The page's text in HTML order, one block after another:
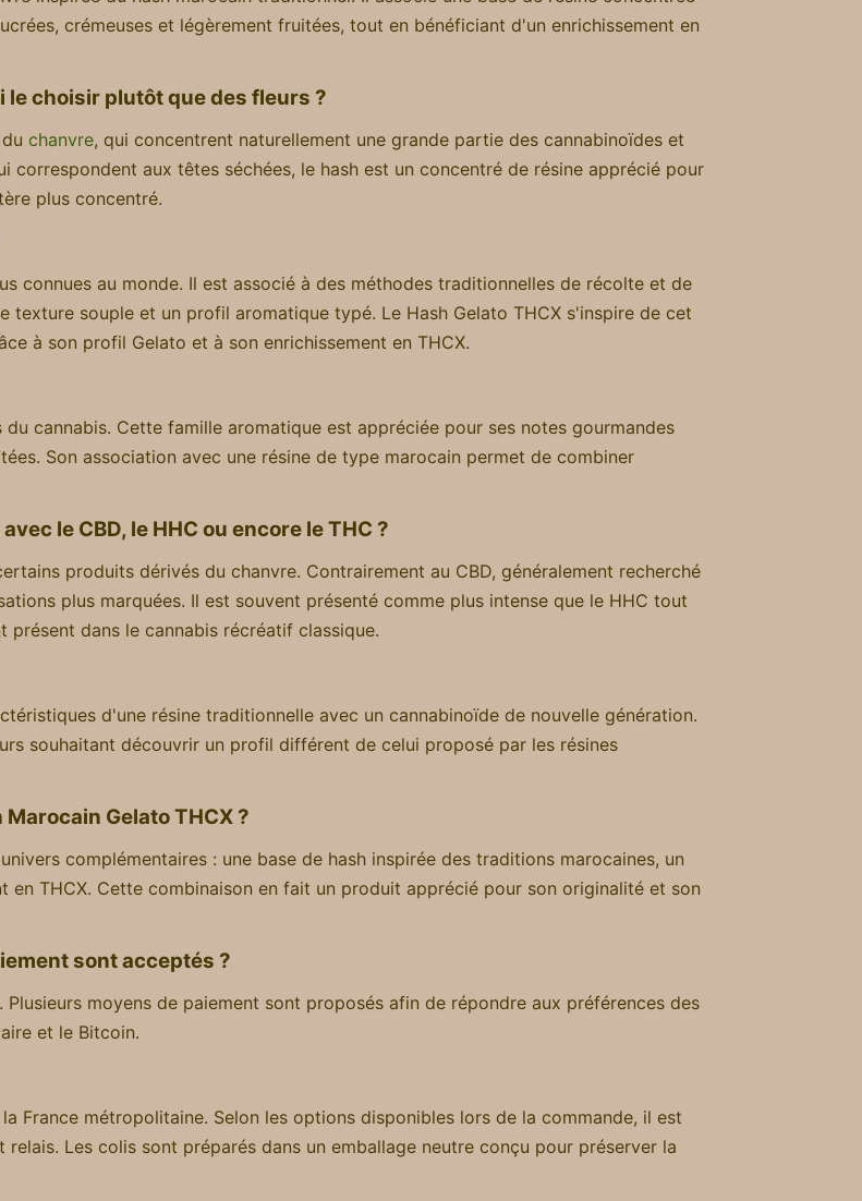
crémeuses et légèrement fruitées, tout en bénéficiant d'un enrichissement en
choisir plutôt que des fleurs ?
chanvre, qui concentrent naturellement une grande partie des cannabinoïdes et
correspondent aux têtes séchées, le hash est un concentré de résine apprécié pour
plus concentré.
connues au monde. Il est associé à des méthodes traditionnelles de récolte et de
texture souple et un profil aromatique typé. Le Hash Gelato THCX s'inspire de cet
à son profil Gelato et à son enrichissement en THCX.
cannabis. Cette famille aromatique est appréciée pour ses notes gourmandes
Son association avec une résine de type marocain permet de combiner
le CBD, le HHC ou encore le THC ?
produits dérivés du chanvre. Contrairement au CBD, généralement recherché
plus marquées. Il est souvent présenté comme plus intense que le HHC tout
dans le cannabis récréatif classique.
d'une résine traditionnelle avec un cannabinoïde de nouvelle génération.
souhaitant découvrir un profil différent de celui proposé par les résines
Gelato THCX ?
complémentaires : une base de hash inspirée des traditions marocaines, un
en THCX. Cette combinaison en fait un produit apprécié pour son originalité et son
sont acceptés ?
. Plusieurs moyens de paiement sont proposés afin de répondre aux préférences des
et le Bitcoin.
France métropolitaine. Selon les options disponibles lors de la commande, il est
Les colis sont préparés dans un emballage neutre conçu pour préserver la